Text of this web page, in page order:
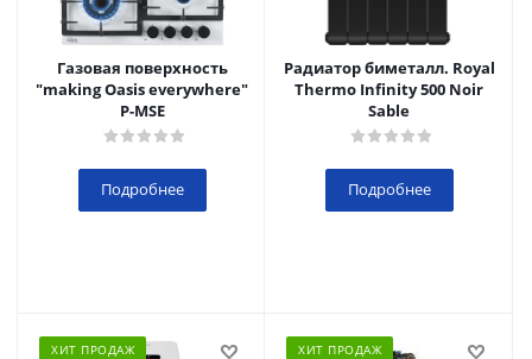
Газовая поверхность
"making Oasis everywhere"
P-MSE
Подробнее
Радиатор биметалл. Royal
Thermo Infinity 500 Noir
Sable
Подробнее
ХИТ ПРОДАЖ ХИТ ПРОДАЖ